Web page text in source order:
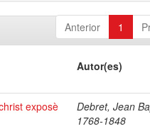
Anterior 1
Autor(es)
exposè
Debret, Jean
1768-1848